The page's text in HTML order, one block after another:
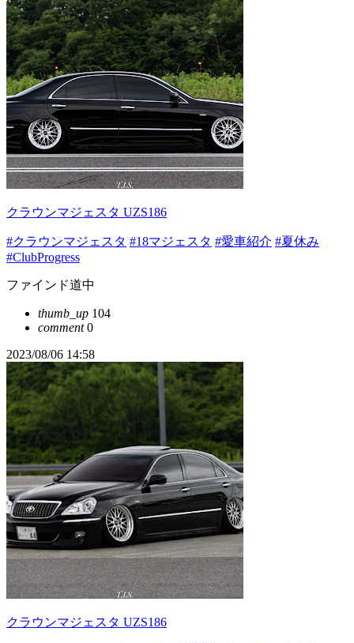
クラウンマジェスタ UZS186
#クラウンマジェスタ #18マジェスタ #愛車紹介 #夏休み
#ClubProgress
ファインド道中
thumb_up 104
comment0
2023/08/06 14:58
クラウンマジェスタ UZS186